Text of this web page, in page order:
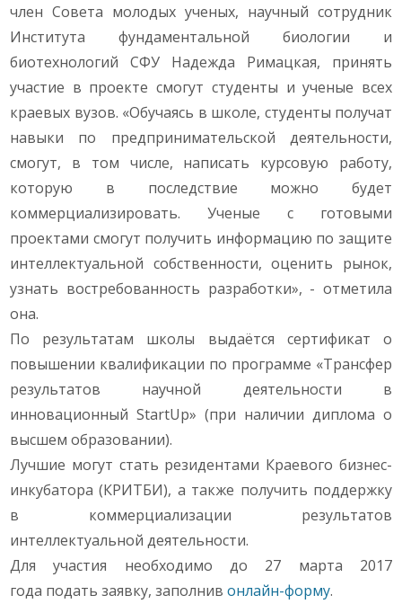
член Совета молодых ученых, научный сотрудник
Института фундаментальной биологии и
биотехнологий СФУ Надежда Римацкая, принять
участие в проекте смогут студенты и ученые всех
краевых вузов. «Обучаясь в школе, студенты получат
навыки по предпринимательской деятельности,
смогут, в том числе, написать курсовую работу,
которую в последствие можно будет
коммерциализировать. Ученые с готовыми
проектами смогут получить информацию по защите
интеллектуальной собственности, оценить рынок,
узнать востребованность разработки», - отметила
она.
По результатам школы выдаётся сертификат о
повышении квалификации по программе «Трансфер
результатов научной деятельности в
инновационный StartUp» (при наличии диплома о
высшем образовании).
Лучшие могут стать резидентами Краевого бизнес-
инкубатора (КРИТБИ), а также получить поддержку
в коммерциализации результатов
интеллектуальной деятельности.
Для участия необходимо до 27 марта 2017
года подать заявку, заполнив онлайн-форму.